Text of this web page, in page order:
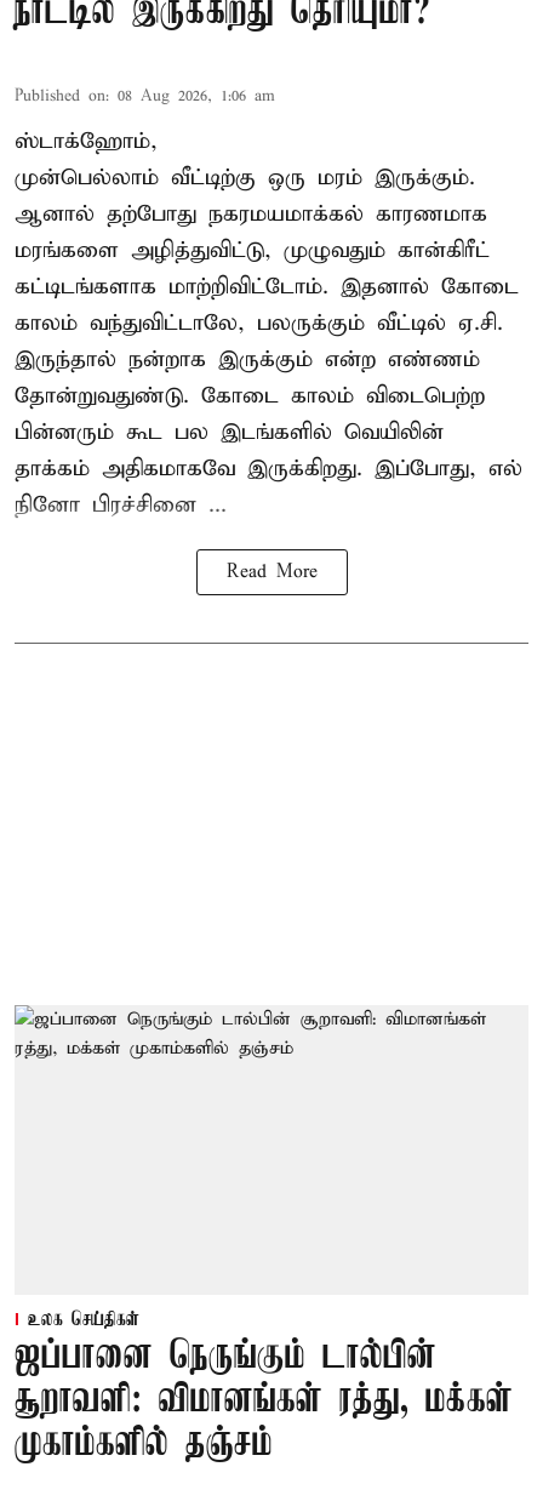
நாட்டில் இருக்கிறது தெரியுமா?
Published on: 08 Aug 2026, 1:06 am
ஸ்டாக்ஹோம்,
முன்பெல்லாம் வீட்டிற்கு ஒரு மரம் இருக்கும்.
ஆனால் தற்போது நகரமயமாக்கல் காரணமாக
மரங்களை அழித்துவிட்டு, முழுவதும் கான்கிரீட்
கட்டிடங்களாக மாற்றிவிட்டோம். இதனால் கோடை
காலம் வந்துவிட்டாலே, பலருக்கும் வீட்டில் ஏ.சி.
இருந்தால் நன்றாக இருக்கும் என்ற எண்ணம்
தோன்றுவதுண்டு. கோடை காலம் விடைபெற்ற
பின்னரும் கூட பல இடங்களில் வெயிலின்
தாக்கம் அதிகமாகவே இருக்கிறது. இப்போது, எல்
நினோ பிரச்சினை ...
Read More
உலக செய்திகள்
ஜப்பானை நெருங்கும் டால்பின்
சூறாவளி: விமானங்கள் ரத்து, மக்கள்
முகாம்களில் தஞ்சம்